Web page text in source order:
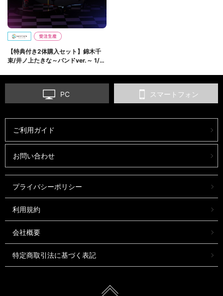
【特典付き2体購入セット】錦木千
束/井ノ上たきな～バンドver.～ 1/7
PC スマートフォン
ご利用ガイド
お問い合わせ
プライバシーポリシー
利用規約
会社概要
特定商取引法に基づく表記